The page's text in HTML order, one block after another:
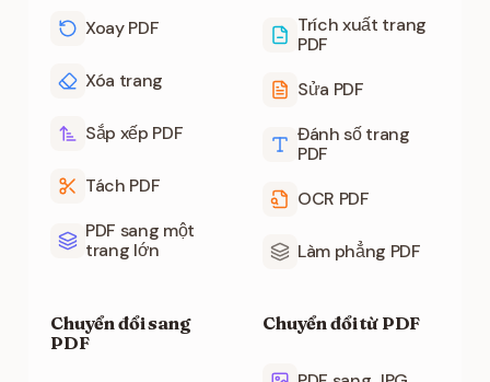
Xoay PDF
Xóa trang
Sắp xếp PDF
Tách PDF
PDF sang một
trang lớn
Trích xuất trang
PDF
Sửa PDF
Đánh số trang
PDF
OCR PDF
Làm phẳng PDF
Chuyển đổi sang
PDF
Chuyển đổi từ PDF